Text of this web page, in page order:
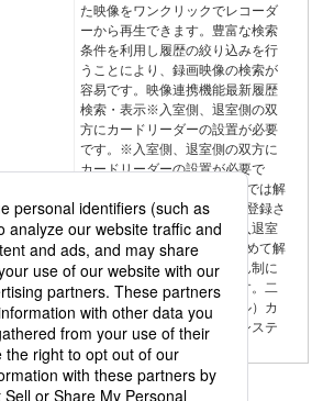
た映像をワンクリックでレコーダ
ーから再生できます。豊富な検索
条件を利用し履歴の絞り込みを行
うことにより、録画映像の検索が
容易です。映像連携機能最新履歴
検索・表示※入室側、退室側の双
方にカードリーダーの設置が必要
です。※入室側、退室側の双方に
カードリーダーの設置が必要で
す。開かない！解 錠！1人では解
錠不可2名照合で解錠たとえ登録さ
れている人でも、１人では入退室
できない機能。2名照合で初めて解
錠できるため、心理的なけん制に
よる犯罪抑止が期待できます。二
人認証（ツーパーソンルール）カ
ード登録・検索入退室管理システ
ムデイリPLUS